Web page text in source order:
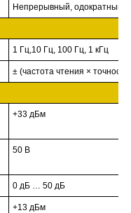
Непрерывный, одократный
1 Гц,10 Гц, 100 Гц, 1 кГц
± (частота чтения ×
+33 дБм
50 В
0 дБ … 50 дБ
+13 дБм